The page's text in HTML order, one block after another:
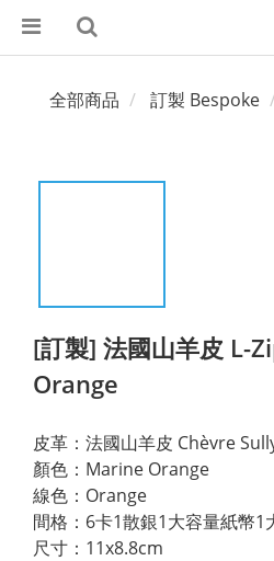
全部商品 訂製 Bespoke
[訂製] 法國山羊皮 L-
Orange
皮革：法國山羊皮 Chèvre
顏色：Marine Orange
線色：Orange
間格：6卡1散銀1大容量紙幣1
尺寸：11x8.8cm